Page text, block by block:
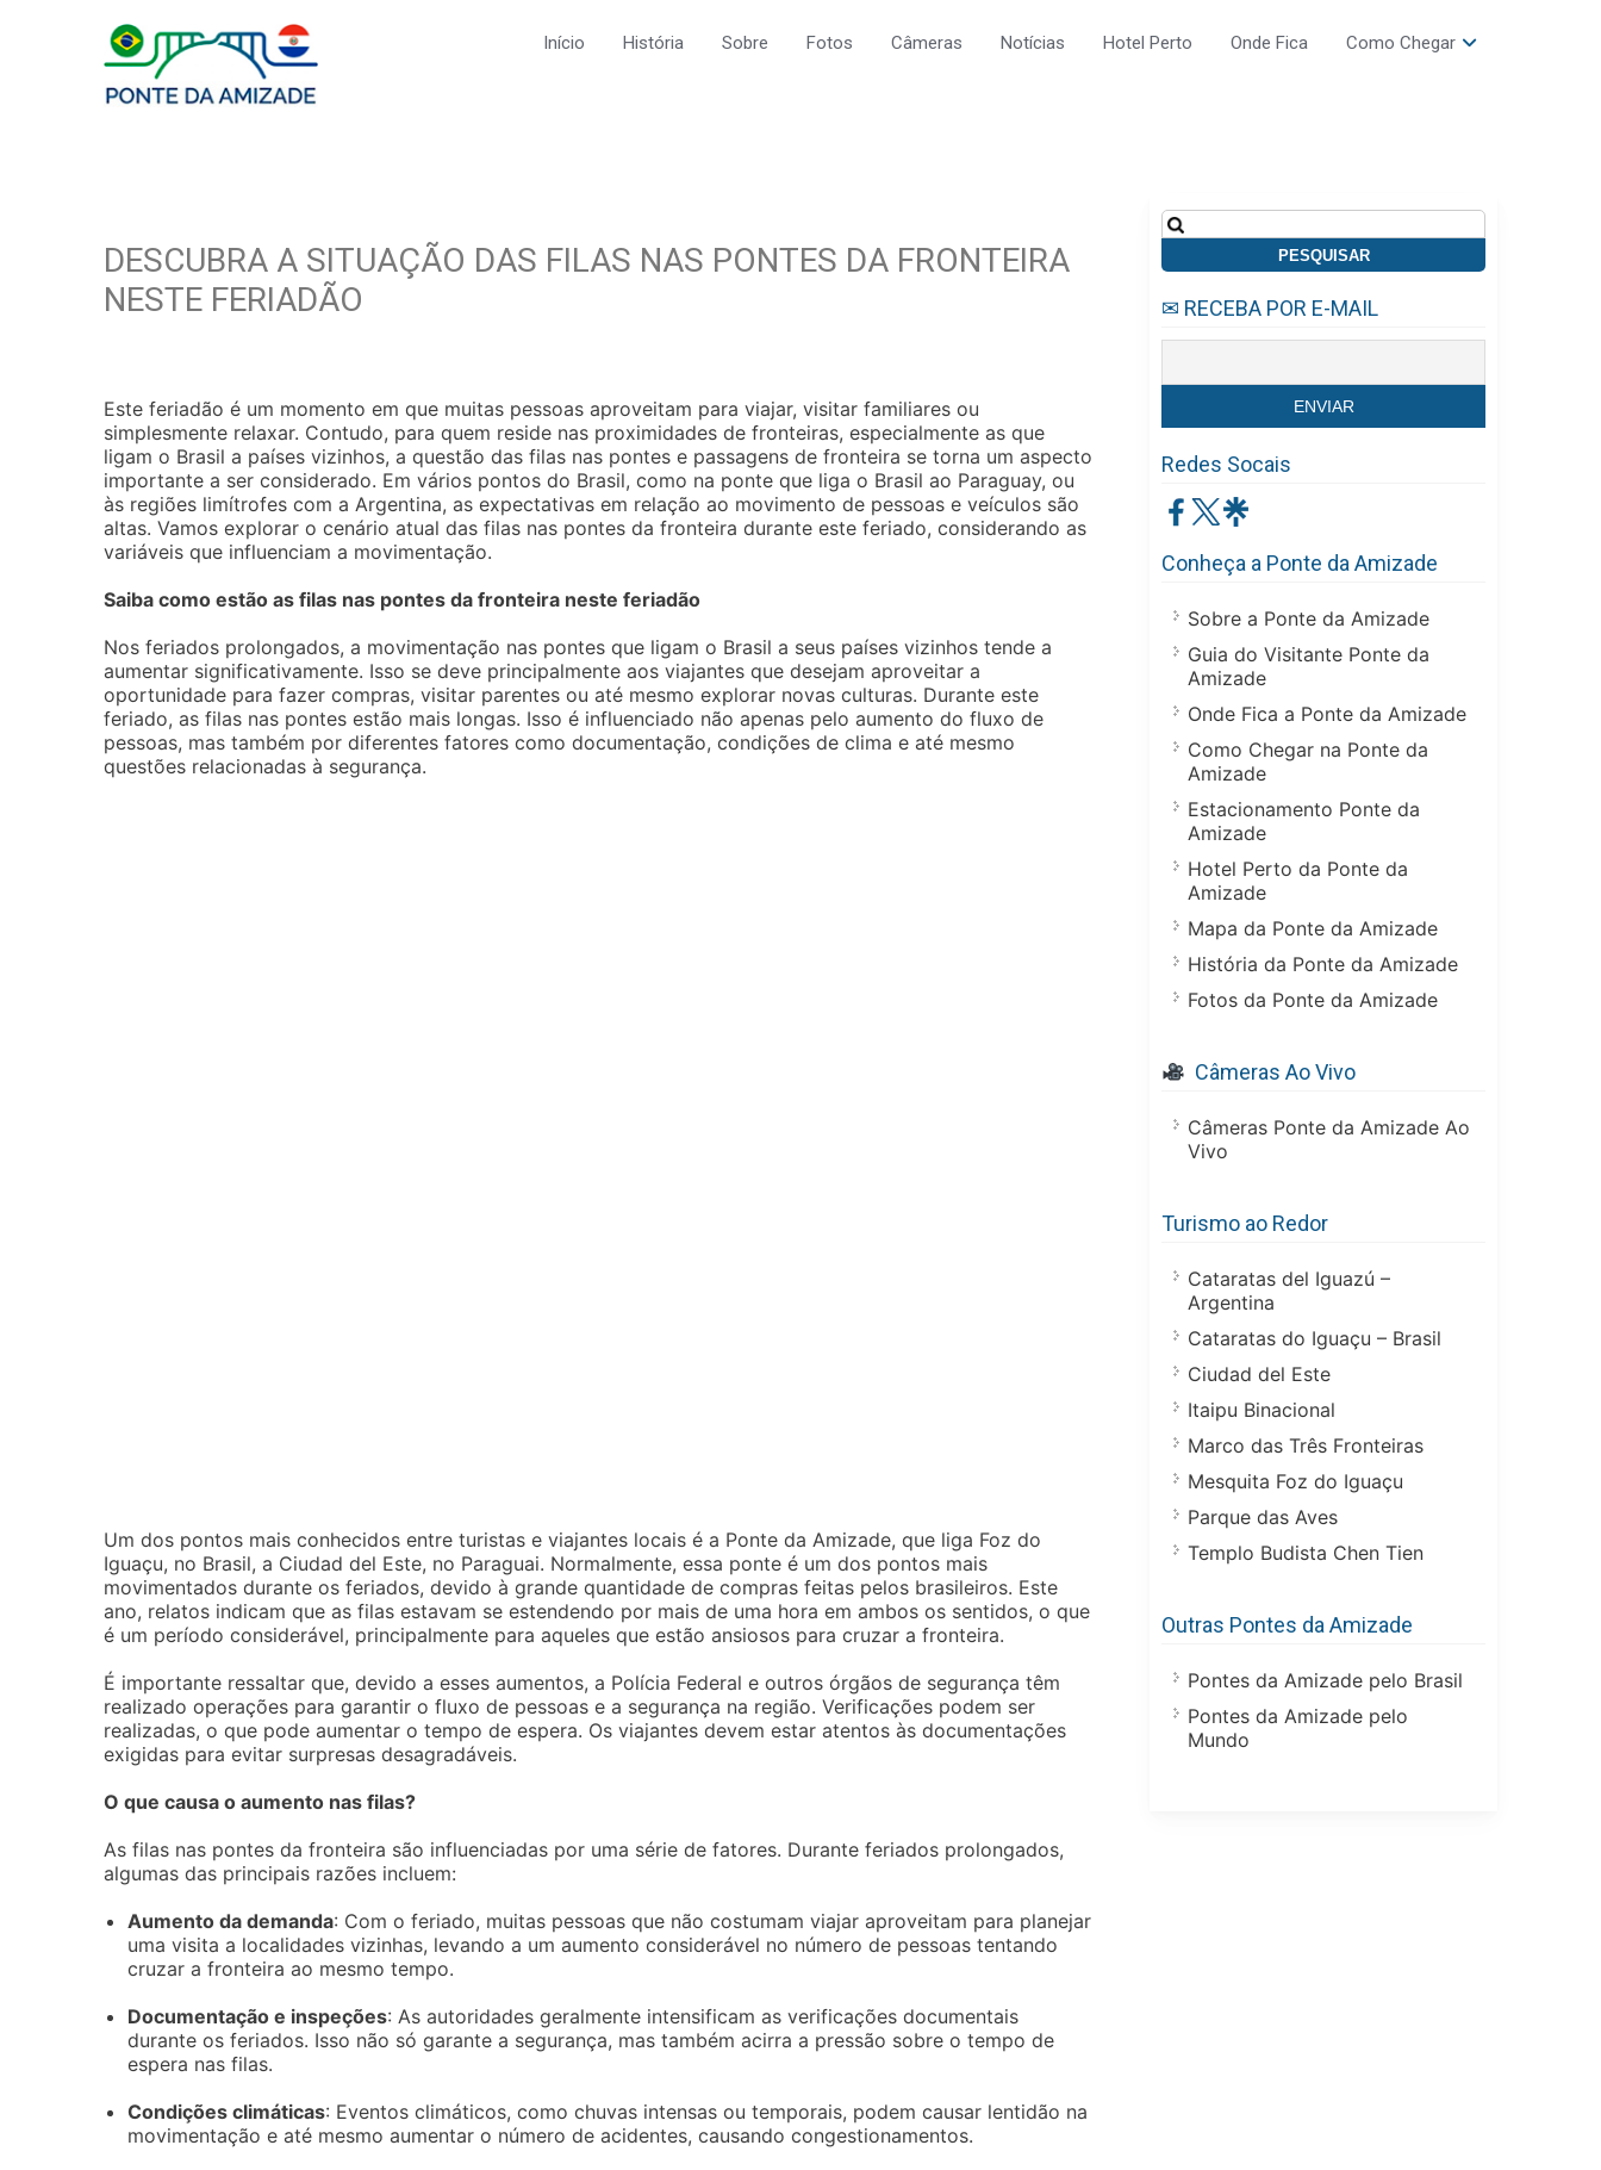
Início História Sobre Fotos Câmeras Notícias Hotel Perto Onde Fica Como Chegar
DESCUBRA A SITUAÇÃO DAS FILAS NAS PONTES DA FRONTEIRA
NESTE FERIADÃO
Este feriadão é um momento em que muitas pessoas aproveitam para viajar, visitar familiares ou
simplesmente relaxar. Contudo, para quem reside nas proximidades de fronteiras, especialmente as que
ligam o Brasil a países vizinhos, a questão das filas nas pontes e passagens de fronteira se torna um aspecto
importante a ser considerado. Em vários pontos do Brasil, como na ponte que liga o Brasil ao Paraguay, ou
às regiões limítrofes com a Argentina, as expectativas em relação ao movimento de pessoas e veículos são
altas. Vamos explorar o cenário atual das filas nas pontes da fronteira durante este feriado, considerando as
variáveis que influenciam a movimentação.
Saiba como estão as filas nas pontes da fronteira neste feriadão
Nos feriados prolongados, a movimentação nas pontes que ligam o Brasil a seus países vizinhos tende a
aumentar significativamente. Isso se deve principalmente aos viajantes que desejam aproveitar a
oportunidade para fazer compras, visitar parentes ou até mesmo explorar novas culturas. Durante este
feriado, as filas nas pontes estão mais longas. Isso é influenciado não apenas pelo aumento do fluxo de
pessoas, mas também por diferentes fatores como documentação, condições de clima e até mesmo
questões relacionadas à segurança.
Um dos pontos mais conhecidos entre turistas e viajantes locais é a Ponte da Amizade, que liga Foz do
Iguaçu, no Brasil, a Ciudad del Este, no Paraguai. Normalmente, essa ponte é um dos pontos mais
movimentados durante os feriados, devido à grande quantidade de compras feitas pelos brasileiros. Este
ano, relatos indicam que as filas estavam se estendendo por mais de uma hora em ambos os sentidos, o que
é um período considerável, principalmente para aqueles que estão ansiosos para cruzar a fronteira.
É importante ressaltar que, devido a esses aumentos, a Polícia Federal e outros órgãos de segurança têm
realizado operações para garantir o fluxo de pessoas e a segurança na região. Verificações podem ser
realizadas, o que pode aumentar o tempo de espera. Os viajantes devem estar atentos às documentações
exigidas para evitar surpresas desagradáveis.
O que causa o aumento nas filas?
As filas nas pontes da fronteira são influenciadas por uma série de fatores. Durante feriados prolongados,
algumas das principais razões incluem:
Aumento da demanda: Com o feriado, muitas pessoas que não costumam viajar aproveitam para planejar
uma visita a localidades vizinhas, levando a um aumento considerável no número de pessoas tentando
cruzar a fronteira ao mesmo tempo.
Documentação e inspeções: As autoridades geralmente intensificam as verificações documentais
durante os feriados. Isso não só garante a segurança, mas também acirra a pressão sobre o tempo de
espera nas filas.
Condições climáticas: Eventos climáticos, como chuvas intensas ou temporais, podem causar lentidão na
movimentação e até mesmo aumentar o número de acidentes, causando congestionamentos.
Pesquisar
por:
✉ RECEBA POR E-MAIL
Redes Socais
Conheça a Ponte da Amizade
Sobre a Ponte da Amizade
Guia do Visitante Ponte da
Amizade
Onde Fica a Ponte da Amizade
Como Chegar na Ponte da
Amizade
Estacionamento Ponte da
Amizade
Hotel Perto da Ponte da
Amizade
Mapa da Ponte da Amizade
História da Ponte da Amizade
Fotos da Ponte da Amizade
Câmeras Ao Vivo
Câmeras Ponte da Amizade Ao
Vivo
Turismo ao Redor
Cataratas del Iguazú –
Argentina
Cataratas do Iguaçu – Brasil
Ciudad del Este
Itaipu Binacional
Marco das Três Fronteiras
Mesquita Foz do Iguaçu
Parque das Aves
Templo Budista Chen Tien
Outras Pontes da Amizade
Pontes da Amizade pelo Brasil
Pontes da Amizade pelo
Mundo